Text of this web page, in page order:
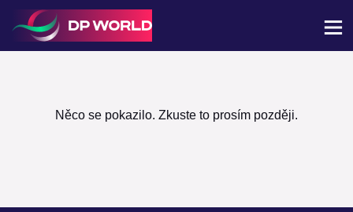
Něco se pokazilo. Zkuste to prosím později.